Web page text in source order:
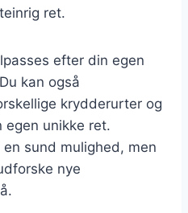
ret.
efter din egen
kan også
krydderurter og
egen unikke ret.
sund mulighed, men
nye